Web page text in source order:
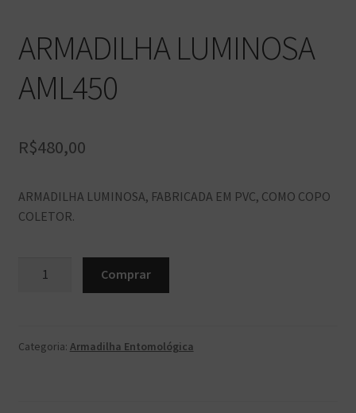
ARMADILHA LUMINOSA
AML450
R$480,00
ARMADILHA LUMINOSA, FABRICADA EM PVC, COMO COPO
COLETOR.
Comprar
Categoria: Armadilha Entomológica